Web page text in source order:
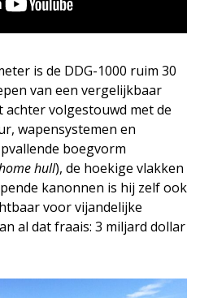
is de DDG-1000 ruim 30
van een vergelijkbaar
volgestouwd met de
wapensystemen en
boegvorm
hull), de hoekige vlakken
kanonnen is hij zelf ook
voor vijandelijke
al dat fraais: 3 miljard dollar